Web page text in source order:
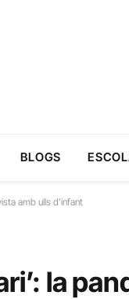
BLOGS
amb ulls d’infant
la